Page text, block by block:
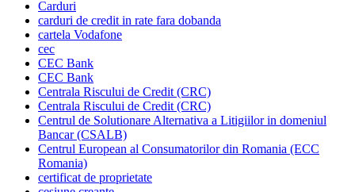
Carduri
carduri de credit in rate fara dobanda
cartela Vodafone
cec
CEC Bank
CEC Bank
Centrala Riscului de Credit (CRC)
Centrala Riscului de Credit (CRC)
Centrul de Solutionare Alternativa a Litigiilor in domeniul
Bancar (CSALB)
Centrul European al Consumatorilor din Romania (ECC
Romania)
certificat de proprietate